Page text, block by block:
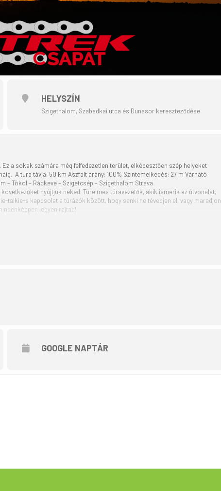
HELYSZÍN
Szigethalom, Szabadkai utca és Dunasor kereszteződése
a sokak számára még felfedezetlen terület, elképesztően szép helyeket
A túra távja: 50 km Aszfalt arány: 100% Szintemelkedés: 27 m Várható
– Tököl – Ráckeve – Szigetcsép – Szigethalom Strava
következőket nyújtjuk neked: Türelmes túravezetők, akik ismerik az útvonalat,
talkie-s kapcsolat a túrázók között, hogy senki ne tévedjen el, vagy maradjon
legyen rajtad!
GOOGLE NAPTÁR